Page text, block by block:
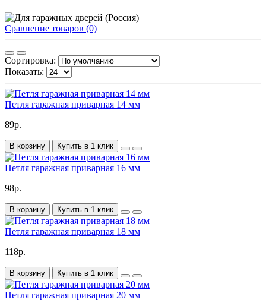
Сравнение товаров (0)
Сортировка:
Показать:
Петля гаражная приварная 14 мм
89р.
В корзину Купить в 1 клик
Петля гаражная приварная 16 мм
98р.
В корзину Купить в 1 клик
Петля гаражная приварная 18 мм
118р.
В корзину Купить в 1 клик
Петля гаражная приварная 20 мм